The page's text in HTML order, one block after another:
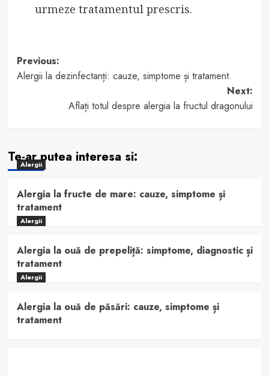
urmeze tratamentul prescris.
Post
navigation
Previous:
Alergii la dezinfectanți: cauze, simptome și tratament.
Next:
Aflați totul despre alergia la fructul dragonului
Te-ar putea interesa si:
Alergii
Alergia la fructe de mare: cauze, simptome și
tratament
Alergii
Alergia la ouă de prepeliță: simptome, diagnostic și
tratament
Alergii
Alergia la ouă de păsări: cauze, simptome și
tratament